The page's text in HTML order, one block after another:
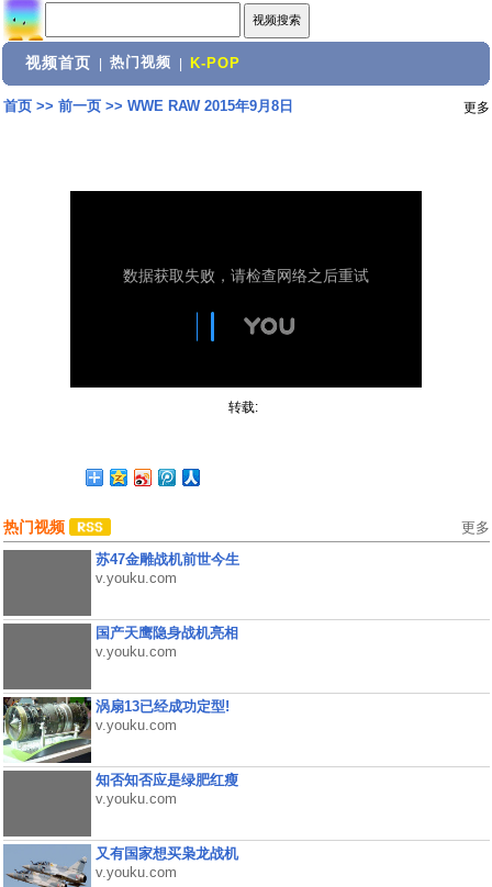
视频首页 热门视频 K-POP
首页>> 前一页>> WWE RAW 2015年9月8日 更多
转载:
热门视频 更多
苏47金雕战机前世今生
v.youku.com
国产天鹰隐身战机亮相
v.youku.com
涡扇13已经成功定型!
v.youku.com
知否知否应是绿肥红瘦
v.youku.com
又有国家想买枭龙战机
v.youku.com